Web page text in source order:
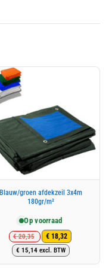
Blauw/groen afdekzeil 3x4m
180gr/m²
Op voorraad
€20,35
Oorspronkelijke
prijs
was:
€ 18,32
Huidige
prijs
is:
€ 15,14 excl. BTW